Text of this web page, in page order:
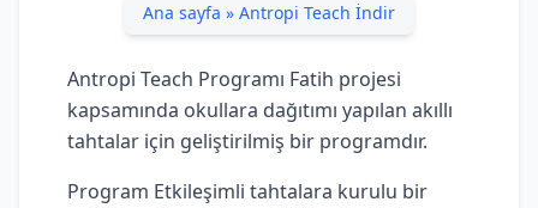
Ana sayfa » Antropi Teach İndir
Antropi Teach Programı Fatih projesi
kapsamında okullara dağıtımı yapılan akıllı
tahtalar için geliştirilmiş bir programdır.
Program Etkileşimli tahtalara kurulu bir